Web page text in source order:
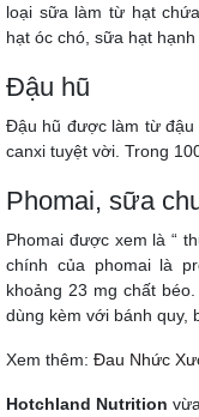
loại sữa làm từ hạt
hạt óc chó, sữa hạt hạnh
Đậu hũ
Đậu hũ được làm từ đậu
canxi tuyệt vời. Trong
Phomai, sữa
Phomai được xem là “
chính của phomai là
khoảng 23 mg chất
dùng kèm với bánh quy,
Xem thêm: Đau Nhức
Hotchland Nutrition